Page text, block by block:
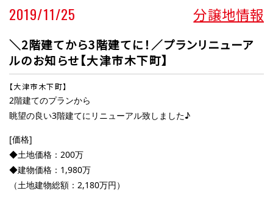
2019/11/25 分譲地情報
＼2階建てから3階建てに！／プランリニューア
ルのお知らせ【大津市木下町】
【大津市木下町】
2階建てのプランから
眺望の良い3階建てにリニューアル致しました♪
[価格]
◆土地価格：200万
◆建物価格：1,980万
（土地建物総額：2,180万円）